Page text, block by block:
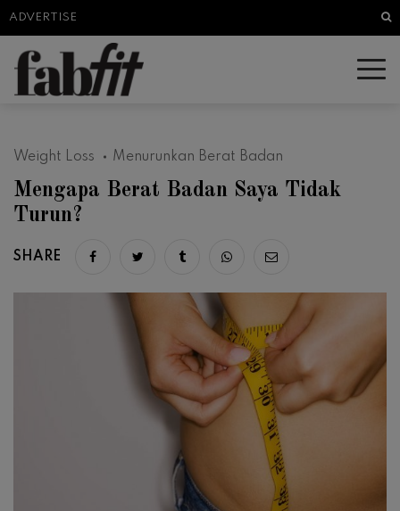
ADVERTISE
Weight Loss Menurunkan Berat Badan
Mengapa Berat Badan Saya Tidak
Turun?
SHARE Share on facebook
Share on twitter
Share on tumblr
Share via whatsapp
Share via email